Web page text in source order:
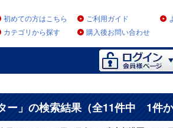
初めての方はこちら ご利用ガイド
カテゴリから探す
購入後お問い合わせ
ー 」の検索結果（全11件中 1件